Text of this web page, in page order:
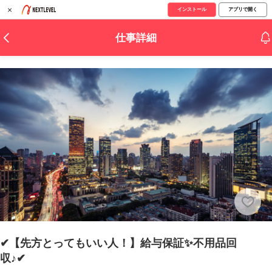
× インストール アプリで開く
仕事詳細
✔【先方とってもいい人！】給与保証✨不用品回
収♪✔